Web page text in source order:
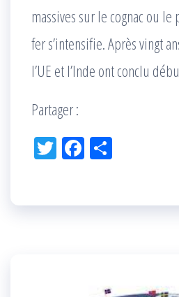
massives sur le cognac ou
fer s’intensifie. Après vingt
l’UE et l’Inde ont conclu
Partager :
Tw Fac
k r